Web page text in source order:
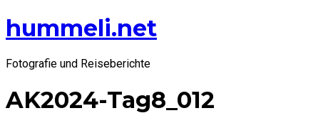
hummeli.net
Fotografie und Reiseberichte
AK2024-Tag8_012